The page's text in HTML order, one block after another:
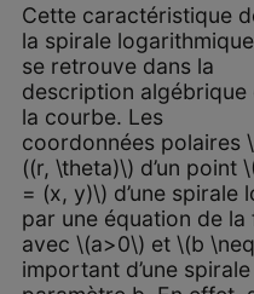
Cette caractéristique
la spirale logarithmique
se retrouve dans la
description algébrique
la courbe. Les
coordonnées polaires \
((r, \theta)\) d’un point
= (x, y)\) d’une spirale
par une équation de
avec \(a>0\) et \(b
important d’une